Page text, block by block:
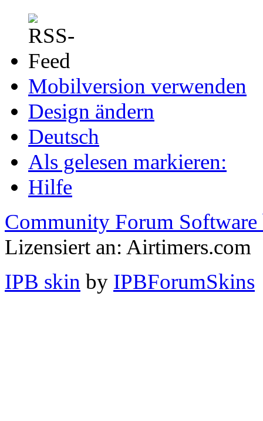
Mobilversion verwenden
Design ändern
Deutsch
Als gelesen markieren:
Hilfe
Community Forum Software
Lizensiert an: Airtimers.com
IPB skin by IPBForumSkins